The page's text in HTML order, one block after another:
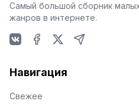
Самый большой сборник
жанров в интернете.
Навигация
Свежее